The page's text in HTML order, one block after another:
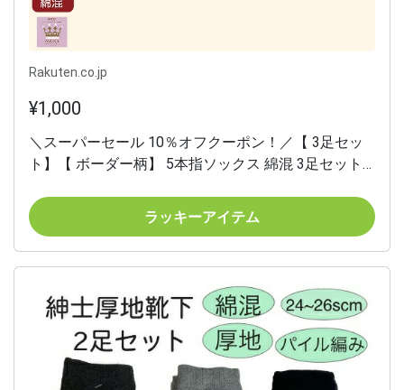
Rakuten.co.jp
¥1,000
＼スーパーセール 10％オフクーポン！／【 3足セッ
ト】【 ボーダー柄】 5本指ソックス 綿混 3足セット
ート 健康 靴下人気 介護 施設 プレゼントお礼 母の日
敬老の日母の日
ラッキーアイテム